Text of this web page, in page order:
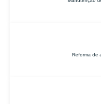
Reforma de